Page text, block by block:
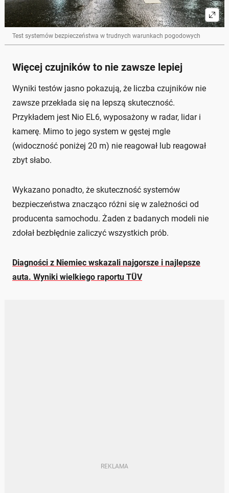
Test systemów bezpieczeństwa w trudnych warunkach pogodowych
Więcej czujników to nie zawsze lepiej
Wyniki testów jasno pokazują, że liczba czujników nie
zawsze przekłada się na lepszą skuteczność.
Przykładem jest Nio EL6, wyposażony w radar, lidar i
kamerę. Mimo to jego system w gęstej mgle
(widoczność poniżej 20 m) nie reagował lub reagował
zbyt słabo.
Wykazano ponadto, że skuteczność systemów
bezpieczeństwa znacząco różni się w zależności od
producenta samochodu. Żaden z badanych modeli nie
zdołał bezbłędnie zaliczyć wszystkich prób.
Diagności z Niemiec wskazali najgorsze i najlepsze
auta. Wyniki wielkiego raportu TÜV